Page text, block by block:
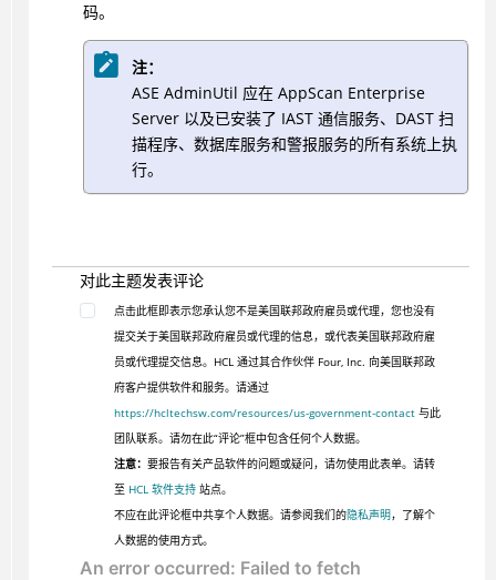
码。
注：
ASE AdminUtil 应在 AppScan Enterprise
Server 以及已安装了 IAST 通信服务、DAST 扫
描程序、数据库服务和警报服务的所有系统上执
行。
对此主题发表评论
点击此框即表示您承认您不是美国联邦政府雇员或代理，您也没有
提交关于美国联邦政府雇员或代理的信息，或代表美国联邦政府雇
员或代理提交信息。HCL 通过其合作伙伴 Four, Inc. 向美国联邦政
府客户提供软件和服务。请通过
https://hcltechsw.com/resources/us-government-contact与此
团队联系。请勿在此“评论”框中包含任何个人数据。
注意： 要报告有关产品软件的问题或疑问，请勿使用此表单。请转
至 HCL 软件支持站点。
不应在此评论框中共享个人数据。请参阅我们的隐私声明，了解个
人数据的使用方式。